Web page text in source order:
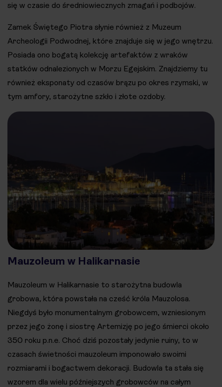
się w czasie do średniowiecznych zmagań i podbojów.
Zamek Świętego Piotra słynie również z Muzeum
Archeologii Podwodnej, które znajduje się w jego wnętrzu.
Posiada ono bogatą kolekcję artefaktów z wraków
statków odnalezionych w Morzu Egejskim. Znajdziemy tu
również eksponaty od czasów brązu po okres rzymski, w
tym amfory, starożytne szkło i złote ozdoby.
Mauzoleum w Halikarnasie
Mauzoleum w Halikarnasie to starożytna budowla
grobowa, która powstała na cześć króla Mauzolosa.
Niegdyś było monumentalnym grobowcem, wzniesionym
przez jego żonę i siostrę Artemizję po jego śmierci około
350 roku p.n.e. Choć dziś pozostały jedynie ruiny, to w
czasach świetności mauzoleum imponowało swoimi
rozmiarami i bogactwem dekoracji. Budowla ta stała się
wzorem dla wielu późniejszych grobowców na całym